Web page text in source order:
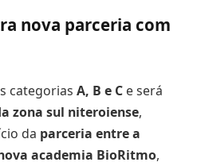
nova parceria com
categorias A, B e C e será
zona sul niteroiense,
da parceria entre a
academia BioRitmo,